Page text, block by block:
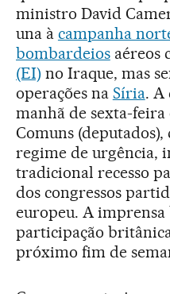
ministro David
una à campanha
bombardeiosaéreos
(EI) no Iraque, mas
operações na Síria. A
manhã de sexta-feira
Comuns
regime de urgência,
tradicional recesso
dos congressos
europeu. A
participação
próximo fim de